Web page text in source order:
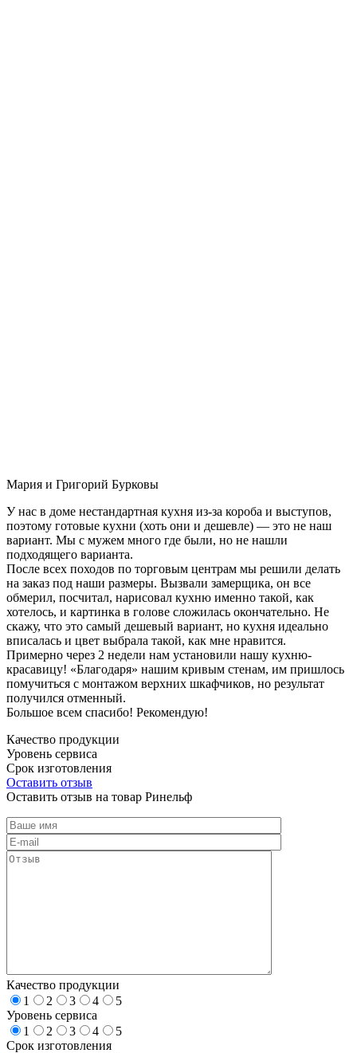
Мария и Григорий Бурковы
У нас в доме нестандартная кухня из-за короба и выступов,
поэтому готовые кухни (хоть они и дешевле) — это не наш
вариант. Мы с мужем много где были, но не нашли
подходящего варианта.
После всех походов по торговым центрам мы решили делать
на заказ под наши размеры. Вызвали замерщика, он все
обмерил, посчитал, нарисовал кухню именно такой, как
хотелось, и картинка в голове сложилась окончательно. Не
скажу, что это самый дешевый вариант, но кухня идеально
вписалась и цвет выбрала такой, как мне нравится.
Примерно через 2 недели нам установили нашу кухню-
красавицу! «Благодаря» нашим кривым стенам, им пришлось
помучиться с монтажом верхних шкафчиков, но результат
получился отменный.
Большое всем спасибо! Рекомендую!
Качество продукции
Уровень сервиса
Срок изготовления
Оставить отзыв
Оставить отзыв на товар Ринельф
Качество продукции
1
2 3 4
5
Уровень сервиса
1
2 3 4
5
Срок изготовления